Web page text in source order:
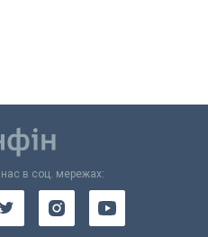
в соц. мережах: